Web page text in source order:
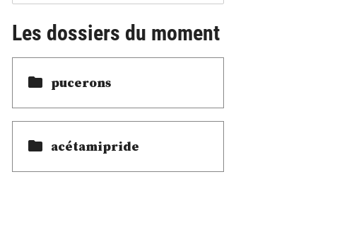
Les dossiers du moment
pucerons
acétamipride